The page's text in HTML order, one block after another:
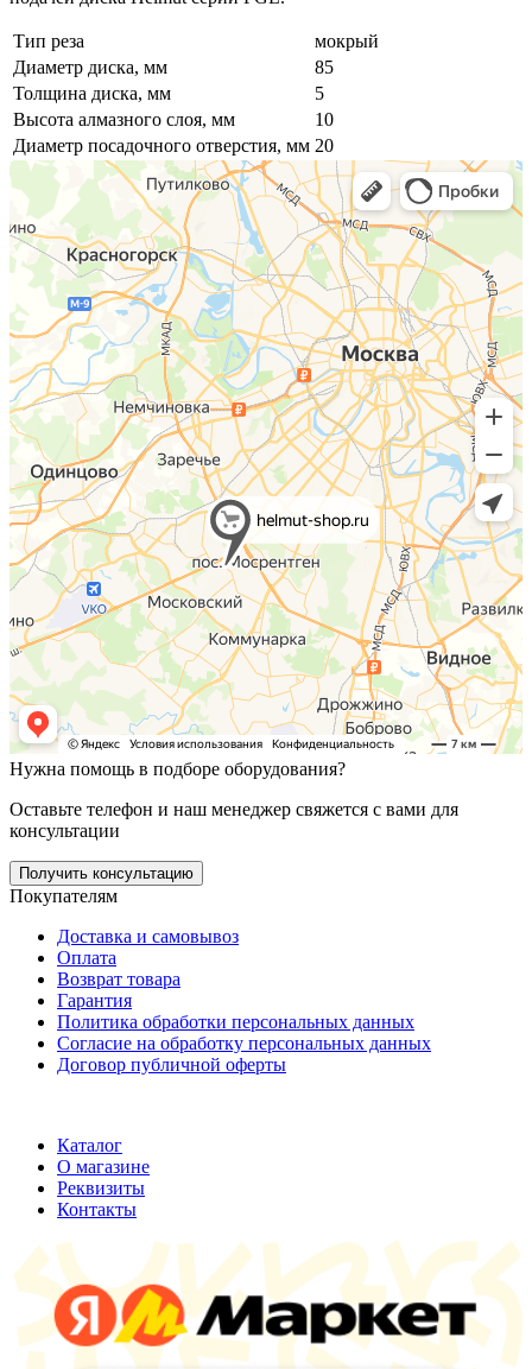
Тип реза
мокрый
Диаметр диска, мм
85
Толщина диска, мм
5
Высота алмазного слоя, мм
10
Диаметр посадочного отверстия, мм 20
Нужна помощь в подборе оборудования?
Оставьте телефон и наш менеджер свяжется с вами для
консультации
Получить консультацию
Покупателям
Доставка и самовывоз
Оплата
Возврат товара
Гарантия
Политика обработки персональных данных
Согласие на обработку персональных данных
Договор публичной оферты
Каталог
О магазине
Реквизиты
Контакты